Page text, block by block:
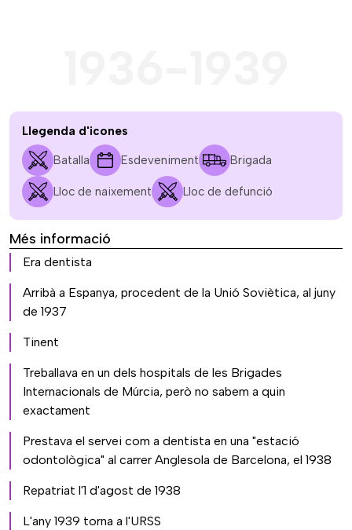
Llegenda d'icones
Batalla Esdeveniment Brigada
Lloc de naixement Lloc de defunció
Més informació
Era dentista
Arribà a Espanya, procedent de la Unió Soviètica, al juny
de 1937
Tinent
Treballava en un dels hospitals de les Brigades
Internacionals de Múrcia, però no sabem a quin
exactament
Prestava el servei com a dentista en una "estació
odontològica" al carrer Anglesola de Barcelona, el 1938
Repatriat l'1 d'agost de 1938
L'any 1939 torna a l'URSS